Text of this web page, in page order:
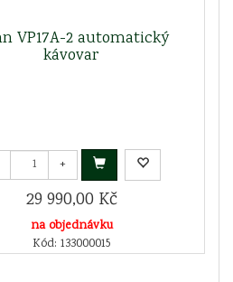
VP17A-2 automatický
kávovar
+
29 990,00 Kč
na objednávku
Kód: 133000015